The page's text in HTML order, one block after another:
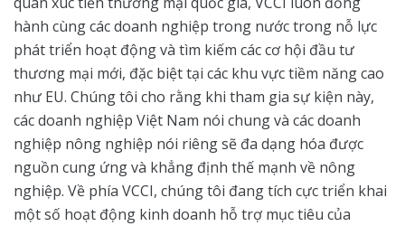
hành cùng các doanh nghiệp trong nước trong nỗ lực
phát triển hoạt động và tìm kiếm các cơ hội đầu tư
thương mại mới, đặc biệt tại các khu vực tiềm năng cao
như EU. Chúng tôi cho rằng khi tham gia sự kiện này,
các doanh nghiệp Việt Nam nói chung và các doanh
nghiệp nông nghiệp nói riêng sẽ đa dạng hóa được
nguồn cung ứng và khẳng định thế mạnh về nông
nghiệp. Về phía VCCI, chúng tôi đang tích cực triển khai
một số hoạt động kinh doanh hỗ trợ mục tiêu của